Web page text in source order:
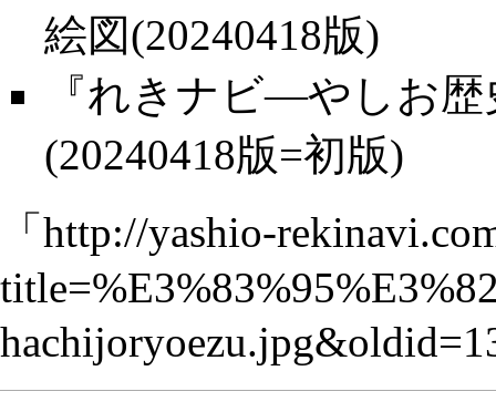
絵図(20240418版)
『れきナビ―やしお
(20240418版=初版)
「 http://yashio-